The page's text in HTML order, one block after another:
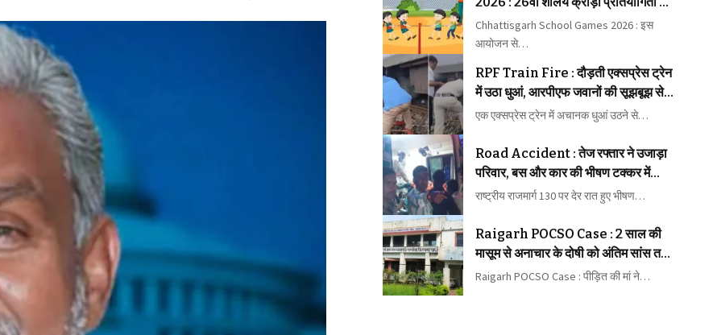
मेजबानी करेगा जीपीएम
Chhattisgarh School Games 2026 : इस
आयोजन से…
RPF Train Fire : दौड़ती एक्सप्रेस ट्रेन
में उठा धुआं, आरपीएफ जवानों की सूझबूझ से
टला बड़ा रेल हादसा
एक एक्सप्रेस ट्रेन में अचानक धुआं उठने से…
Road Accident : तेज रफ्तार ने उजाड़ा
परिवार, बस और कार की भीषण टक्कर में
महिला की मौत, कई घायल
राष्ट्रीय राजमार्ग 130 पर देर रात हुए भीषण…
Raigarh POCSO Case : 2 साल की
मासूम से अनाचार के दोषी को अंतिम सांस तक
कारावास
Raigarh POCSO Case : पीड़ित की मां ने…